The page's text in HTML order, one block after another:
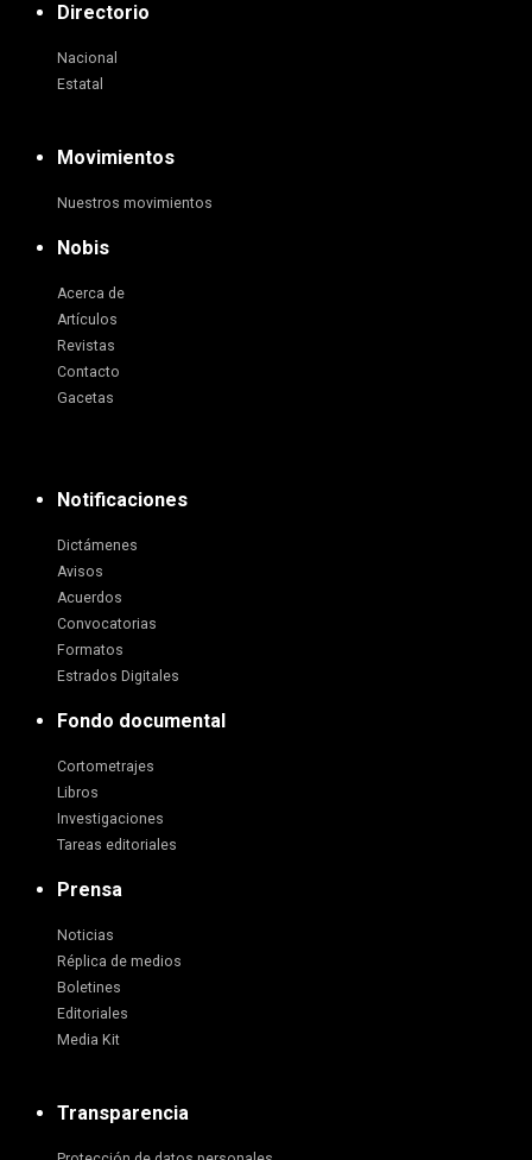
Directorio
Nacional
Estatal
Movimientos
Nuestros movimientos
Nobis
Acerca de
Artículos
Revistas
Contacto
Gacetas
Notificaciones
Dictámenes
Avisos
Acuerdos
Convocatorias
Formatos
Estrados Digitales
Fondo documental
Cortometrajes
Libros
Investigaciones
Tareas editoriales
Prensa
Noticias
Réplica de medios
Boletines
Editoriales
Media Kit
Transparencia